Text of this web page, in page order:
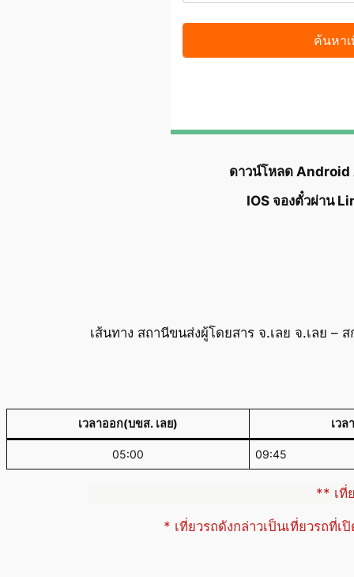
ดาวน์โหลด Android
IOS จองตั๋วผ่าน
เส้นทาง สถานีขนส่งผู้โดยสาร จ.เลย จ.เลย –
เวลาออก(บขส. เลย) เว
05:00 09:45
** เที่
* เที่ยวรถดังกล่าวเป็นเที่ยวรถที่